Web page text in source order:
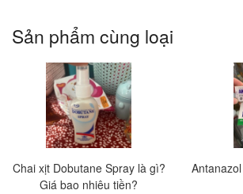
Sản phẩm cùng loại
Chai xịt Dobutane Spray là gì?
Giá bao nhiêu tiền?